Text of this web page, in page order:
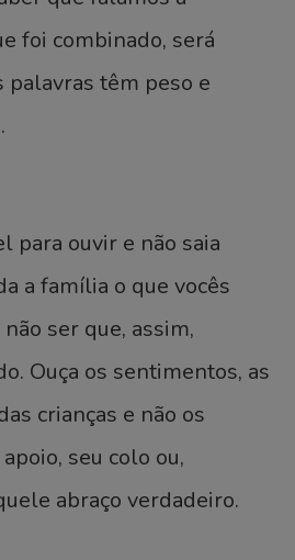
foi combinado, será
palavras têm peso e
para ouvir e não saia
a família o que vocês
ser que, assim,
Ouça os sentimentos, as
crianças e não os
seu colo ou,
abraço verdadeiro.